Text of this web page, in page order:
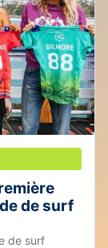
de surf
de surf